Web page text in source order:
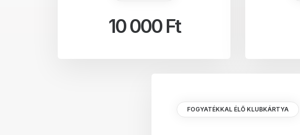
10 000 Ft
FOGYATÉKKAL ÉLŐ KLUBKÁRTYA